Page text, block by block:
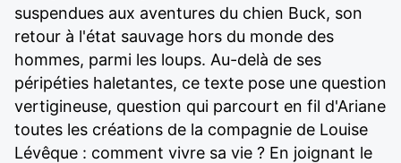
suspendues aux aventures du chien Buck, son
retour à l'état sauvage hors du monde des
hommes, parmi les loups. Au-delà de ses
péripéties haletantes, ce texte pose une question
vertigineuse, question qui parcourt en fil d'Ariane
toutes les créations de la compagnie de Louise
Lévêque : comment vivre sa vie ? En joignant le